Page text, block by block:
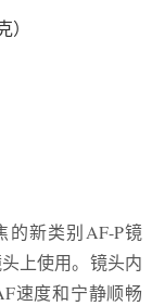
的新类别AF-P镜
上使用。镜头内
速度和宁静顺畅